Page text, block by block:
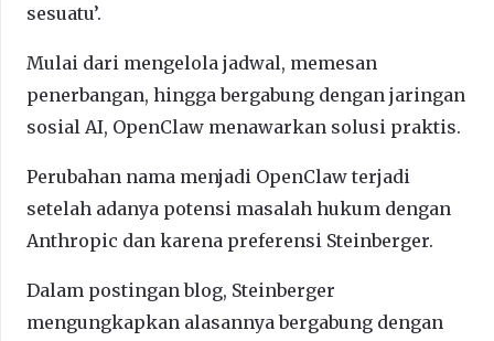
sesuatu’.
Mulai dari mengelola jadwal, memesan
penerbangan, hingga bergabung dengan jaringan
sosial AI, OpenClaw menawarkan solusi praktis.
Perubahan nama menjadi OpenClaw terjadi
setelah adanya potensi masalah hukum dengan
Anthropic dan karena preferensi Steinberger.
Dalam postingan blog, Steinberger
mengungkapkan alasannya bergabung dengan